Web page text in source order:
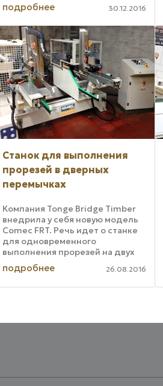
на конкурсе iF Design Award 2016
года. Жюри в составе ряда
международных экспертов
высоко ...
подробнее 30.12.2016
Станок для выполнения
прорезей в дверных
перемычках
Компания Tonge Bridge Timber
внедрила у себя новую модель
Comec FRT. Речь идет о станке
для одновременного
выполнения прорезей на двух
концах одной заготовки. Этот
агрегат с автоматической
подачей будет использоваться
подробнее 26.08.2016